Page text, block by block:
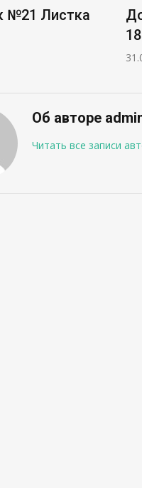
№21 Листка
Об авторе
Читать все записи